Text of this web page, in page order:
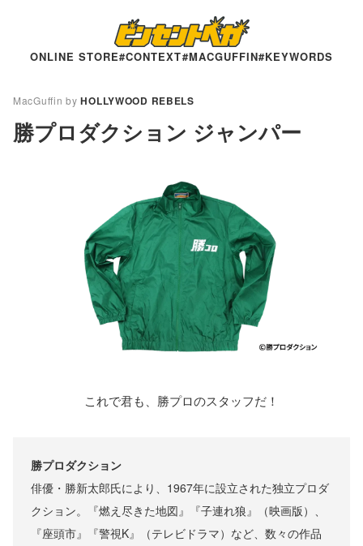
ONLINE STORE#CONTEXT#MACGUFFIN#KEYWORDS
MacGuffin byHOLLYWOOD REBELS
勝プロダクション ジャンパー
これで君も、勝プロのスタッフだ！
勝プロダクション
俳優・勝新太郎氏により、1967年に設立された独立プロダ
クション。『燃え尽きた地図』『子連れ狼』（映画版）、
『座頭市』『警視K』（テレビドラマ）など、数々の作品